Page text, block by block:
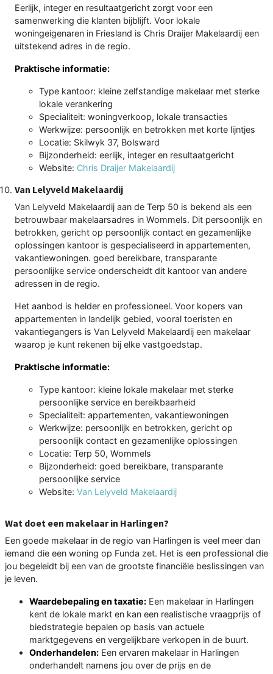
Eerlijk, integer en resultaatgericht zorgt voor een
samenwerking die klanten bijblijft. Voor lokale
woningeigenaren in Friesland is Chris Draijer Makelaardij een
uitstekend adres in de regio.
Praktische informatie:
Type kantoor: kleine zelfstandige makelaar met sterke
lokale verankering
Specialiteit: woningverkoop, lokale transacties
Werkwijze: persoonlijk en betrokken met korte lijntjes
Locatie: Skilwyk 37, Bolsward
Bijzonderheid: eerlijk, integer en resultaatgericht
Website: Chris Draijer Makelaardij
Van Lelyveld Makelaardij
Van Lelyveld Makelaardij aan de Terp 50 is bekend als een
betrouwbaar makelaarsadres in Wommels. Dit persoonlijk en
betrokken, gericht op persoonlijk contact en gezamenlijke
oplossingen kantoor is gespecialiseerd in appartementen,
vakantiewoningen. goed bereikbare, transparante
persoonlijke service onderscheidt dit kantoor van andere
adressen in de regio.
Het aanbod is helder en professioneel. Voor kopers van
appartementen in landelijk gebied, vooral toeristen en
vakantiegangers is Van Lelyveld Makelaardij een makelaar
waarop je kunt rekenen bij elke vastgoedstap.
Praktische informatie:
Type kantoor: kleine lokale makelaar met sterke
persoonlijke service en bereikbaarheid
Specialiteit: appartementen, vakantiewoningen
Werkwijze: persoonlijk en betrokken, gericht op
persoonlijk contact en gezamenlijke oplossingen
Locatie: Terp 50, Wommels
Bijzonderheid: goed bereikbare, transparante
persoonlijke service
Website: Van Lelyveld Makelaardij
Wat doet een makelaar in Harlingen?
Een goede makelaar in de regio van Harlingen is veel meer dan
iemand die een woning op Funda zet. Het is een professional die
jou begeleidt bij een van de grootste financiële beslissingen van
je leven.
Waardebepaling en taxatie: Een makelaar in Harlingen
kent de lokale markt en kan een realistische vraagprijs of
biedstrategie bepalen op basis van actuele
marktgegevens en vergelijkbare verkopen in de buurt.
Onderhandelen: Een ervaren makelaar in Harlingen
onderhandelt namens jou over de prijs en de